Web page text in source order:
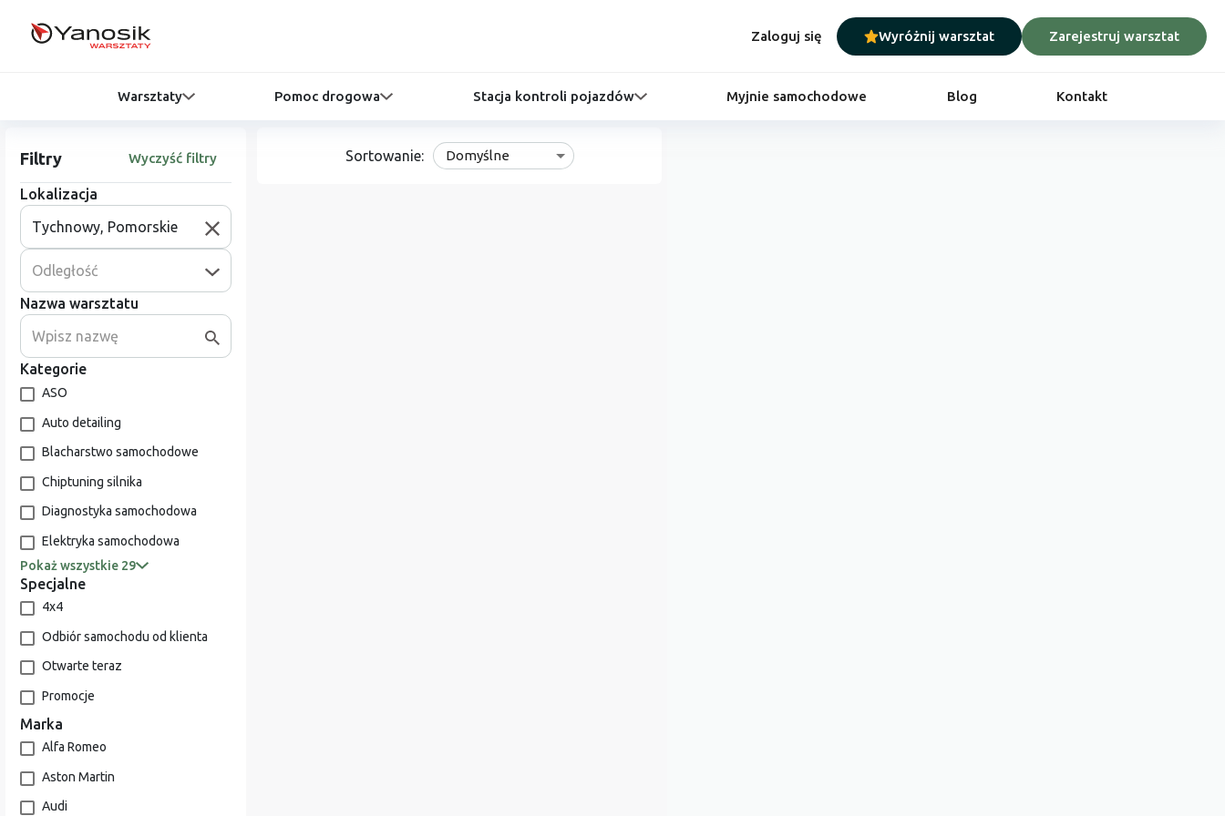
Zaloguj się Wyróżnij warsztat Zarejestruj warsztat
Warsztaty Pomoc drogowa Stacja kontroli pojazdów Myjnie samochodowe Blog Kontakt
Filtry Wyczyść filtry
Lokalizacja
Odległość
Nazwa warsztatu
Kategorie
ASO
Auto detailing
Blacharstwo samochodowe
Chiptuning silnika
Diagnostyka samochodowa
Elektryka samochodowa
Pokaż wszystkie 29
Specjalne
4x4
Odbiór samochodu od klienta
Otwarte teraz
Promocje
Marka
Alfa Romeo
Aston Martin
Audi
Sortowanie: Domyślne